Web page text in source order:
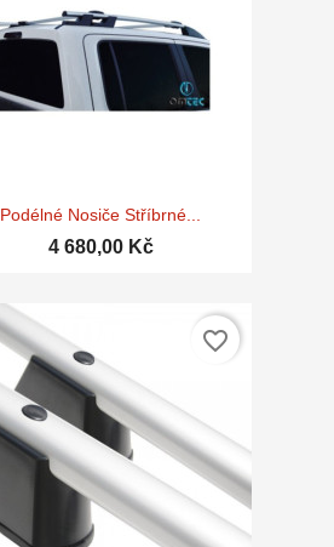
Rychlý náhled
Podélné Nosiče Stříbrné...
4 680,00 Kč
favorite_border